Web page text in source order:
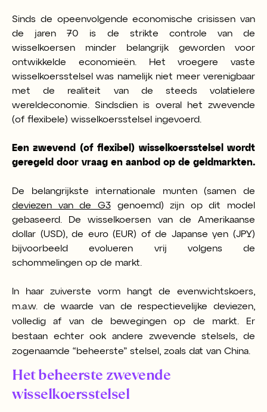
Sinds de opeenvolgende economische crisissen van
de jaren 70 is de strikte controle van de
wisselkoersen minder belangrijk geworden voor
ontwikkelde economieën. Het vroegere vaste
wisselkoersstelsel was namelijk niet meer verenigbaar
met de realiteit van de steeds volatielere
wereldeconomie. Sindsdien is overal het zwevende
(of flexibele) wisselkoersstelsel ingevoerd.
Een zwevend (of flexibel) wisselkoersstelsel wordt
geregeld door vraag en aanbod op de geldmarkten.
De belangrijkste internationale munten (samen de
deviezen van de G3genoemd) zijn op dit model
gebaseerd.
De wisselkoersen van de Amerikaanse
dollar (USD), de euro (EUR) of de Japanse yen (JPY)
bijvoorbeeld evolueren vrij volgens de
schommelingen op de markt.
In haar zuiverste vorm hangt de evenwichtskoers,
m.a.w. de waarde van de respectievelijke deviezen,
volledig af van de bewegingen op de markt. Er
bestaan echter ook andere zwevende stelsels, de
zogenaamde “beheerste” stelsel, zoals dat van China.
Het beheerste zwevende
wisselkoersstelsel